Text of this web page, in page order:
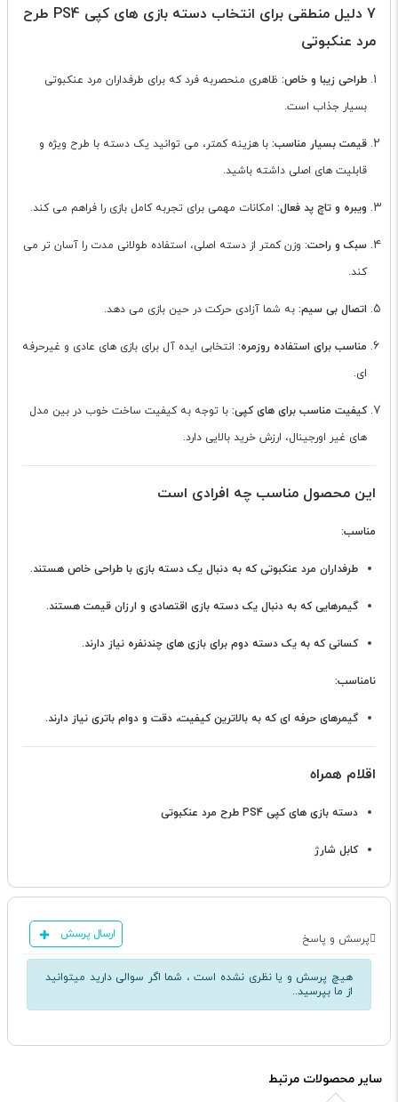
7 دلیل منطقی برای انتخاب دسته بازی های کپی PS4 طرح
مرد عنکبوتی
طراحی زیبا و خاص: ظاهری منحصربه فرد که برای طرفداران مرد عنکبوتی
بسیار جذاب است.
قیمت بسیار مناسب: با هزینه کمتر، می توانید یک دسته با طرح ویژه و
قابلیت های اصلی داشته باشید.
ویبره و تاچ پد فعال: امکانات مهمی برای تجربه کامل بازی را فراهم می کند.
سبک و راحت: وزن کمتر از دسته اصلی، استفاده طولانی مدت را آسان تر می
کند.
اتصال بی سیم: به شما آزادی حرکت در حین بازی می دهد.
مناسب برای استفاده روزمره: انتخابی ایده آل برای بازی های عادی و غیرحرفه
ای.
کیفیت مناسب برای های کپی: با توجه به کیفیت ساخت خوب در بین مدل
های غیر اورجینال، ارزش خرید بالایی دارد.
این محصول مناسب چه افرادی است
مناسب:
طرفداران مرد عنکبوتی که به دنبال یک دسته بازی با طراحی خاص هستند.
گیمرهایی که به دنبال یک دسته بازی اقتصادی و ارزان قیمت هستند.
کسانی که به یک دسته دوم برای بازی های چندنفره نیاز دارند.
نامناسب:
گیمرهای حرفه ای که به بالاترین کیفیت، دقت و دوام باتری نیاز دارند.
اقلام همراه
دسته بازی های کپی PS4 طرح مرد عنکبوتی
کابل شارژ
پرسش و پاسخ ارسال پرسش
هیچ پرسش و یا نظری نشده است ، شما اگر سوالی دارید میتوانید
از ما بپرسید..
سایر محصولات مرتبط